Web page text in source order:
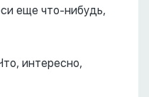
еще что-нибудь,
интересно,